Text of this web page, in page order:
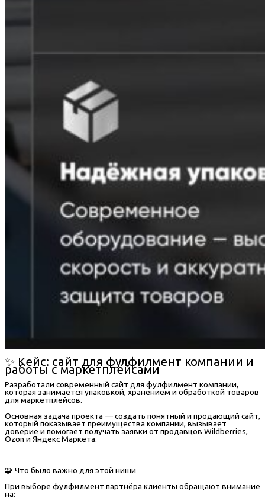
✨ Кейс: сайт для фулфилмент компании и
работы с маркетплейсами
Разработали современный сайт для фулфилмент компании,
которая занимается упаковкой, хранением и обработкой товаров
для маркетплейсов.
Основная задача проекта — создать понятный и продающий сайт,
который показывает преимущества компании, вызывает
доверие и помогает получать заявки от продавцов Wildberries,
Ozon и Яндекс Маркета.
🧩 Что было важно для этой ниши
При выборе фулфилмент партнёра клиенты обращают внимание
на: